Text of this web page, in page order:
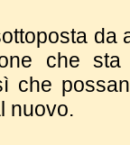
da
che
che
nuovo.